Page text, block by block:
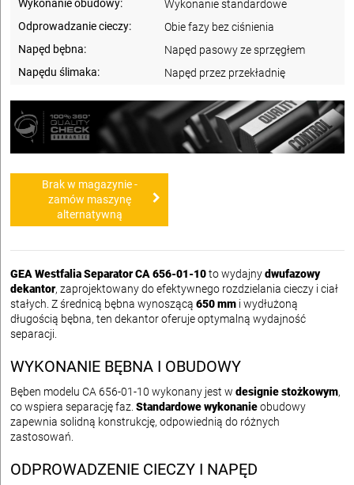
Wykonanie obudowy:
Wykonanie standardowe
Odprowadzanie cieczy:
Obie fazy bez ciśnienia
Napęd bębna:
Napęd pasowy ze sprzęgłem
Napędu ślimaka:
Napęd przez przekładnię
Brak w magazynie -
zamów maszynę
alternatywną
GEA Westfalia Separator CA 656-01-10to wydajnydwufazowy
dekantor, zaprojektowany do efektywnego rozdzielania cieczy i ciał
stałych. Z średnicą bębna wynoszącą 650 mm i wydłużoną
długością bębna, ten dekantor oferuje optymalną wydajność
separacji.
WYKONANIE BĘBNA I OBUDOWY
Bęben modelu CA 656-01-10 wykonany jest w designie stożkowym,
co wspiera separację faz. Standardowe wykonanieobudowy
zapewnia solidną konstrukcję, odpowiednią do różnych
zastosowań.
ODPROWADZENIE CIECZY I NAPĘD